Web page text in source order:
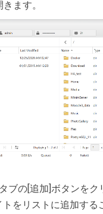
ます。
ブの[追加]ボタンをク
トをリストに追加する